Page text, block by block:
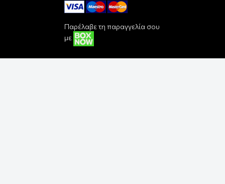
Παρέλαβε τη παραγγελία σου
με